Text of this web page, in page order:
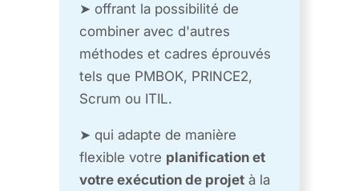
➤ offrant la possibilité de
combiner avec d'autres
méthodes et cadres éprouvés
tels que PMBOK, PRINCE2,
Scrum ou ITIL.
➤ qui adapte de manière
flexible votre planification et
votre exécution de projet à la